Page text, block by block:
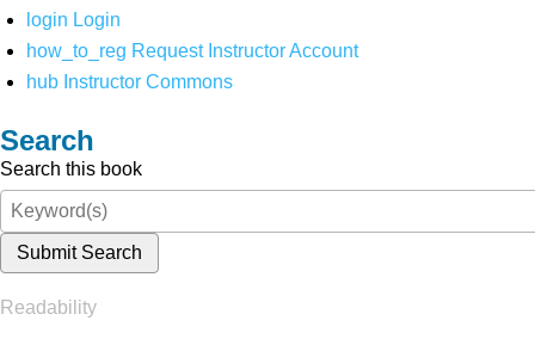
login Login
how_to_reg Request Instructor Account
hub Instructor Commons
Search
Search this book
Submit Search
Readability